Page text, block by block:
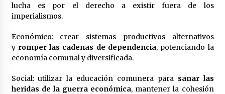
lucha es por el derecho a existir fuera de los
imperialismos.
Económico: crear sistemas productivos alternativos
y romper las cadenas de dependencia, potenciando la
economía comunal y diversificada.
Social: utilizar la educación comunera para sanar las
heridas de la guerra económica, mantener la cohesión